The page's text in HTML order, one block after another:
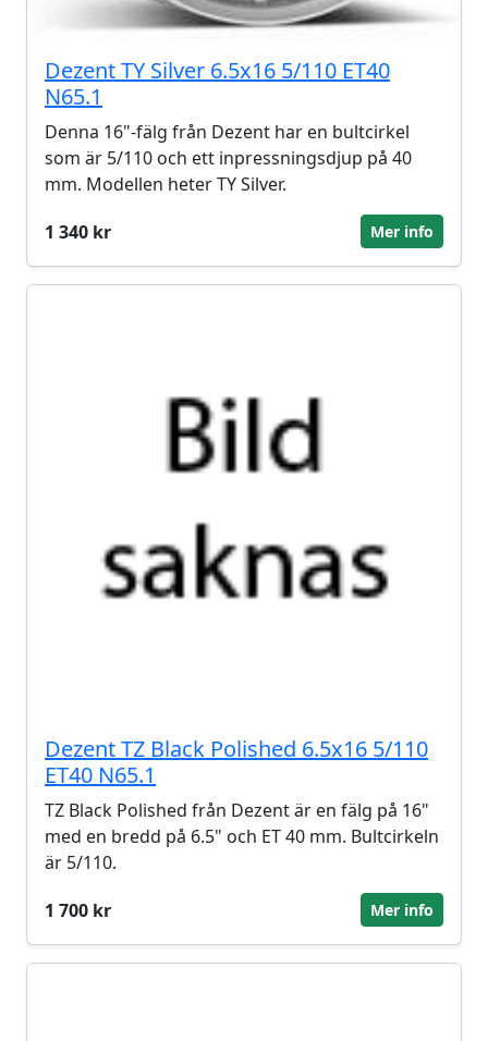
Dezent TY Silver 6.5x16 5/110 ET40
N65.1
Denna 16"-fälg från Dezent har en bultcirkel
som är 5/110 och ett inpressningsdjup på 40
mm. Modellen heter TY Silver.
1 340 kr
Mer info
Dezent TZ Black Polished 6.5x16 5/110
ET40 N65.1
TZ Black Polished från Dezent är en fälg på 16"
med en bredd på 6.5" och ET 40 mm. Bultcirkeln
är 5/110.
1 700 kr
Mer info